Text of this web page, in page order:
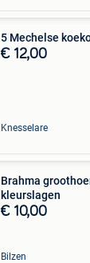
5 Mechelse
€ 12,00
Knesselare
Brahma
kleurslagen
€ 10,00
Bilzen